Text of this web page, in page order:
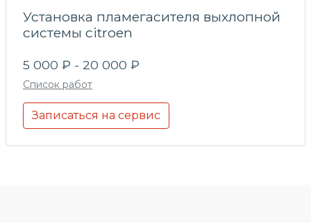
Установка пламегасителя выхлопной
системы citroen
5 000 ₽ - 20 000 ₽
Список работ
Записаться на сервис